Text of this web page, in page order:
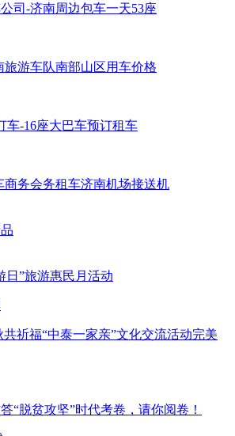
司-济南周边包车一天53座
旅游车队南部山区用车价格
车-16座大巴车预订租车
商务会务租车济南机场接送机
日”旅游惠民月活动
祈福“中泰一家亲”文化交流活动完美
“脱贫攻坚”时代考卷，请你阅卷！